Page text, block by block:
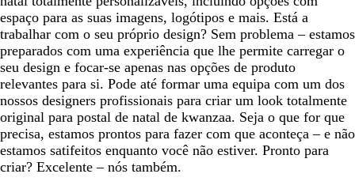
espaço para as suas imagens, logótipos e mais. Está a
trabalhar com o seu próprio design? Sem problema – estamos
preparados com uma experiência que lhe permite carregar o
seu design e focar-se apenas nas opções de produto
relevantes para si. Pode até formar uma equipa com um dos
nossos designers profissionais para criar um look totalmente
original para postal de natal de kwanzaa. Seja o que for que
precisa, estamos prontos para fazer com que aconteça – e não
estamos satifeitos enquanto você não estiver. Pronto para
criar? Excelente – nós também.